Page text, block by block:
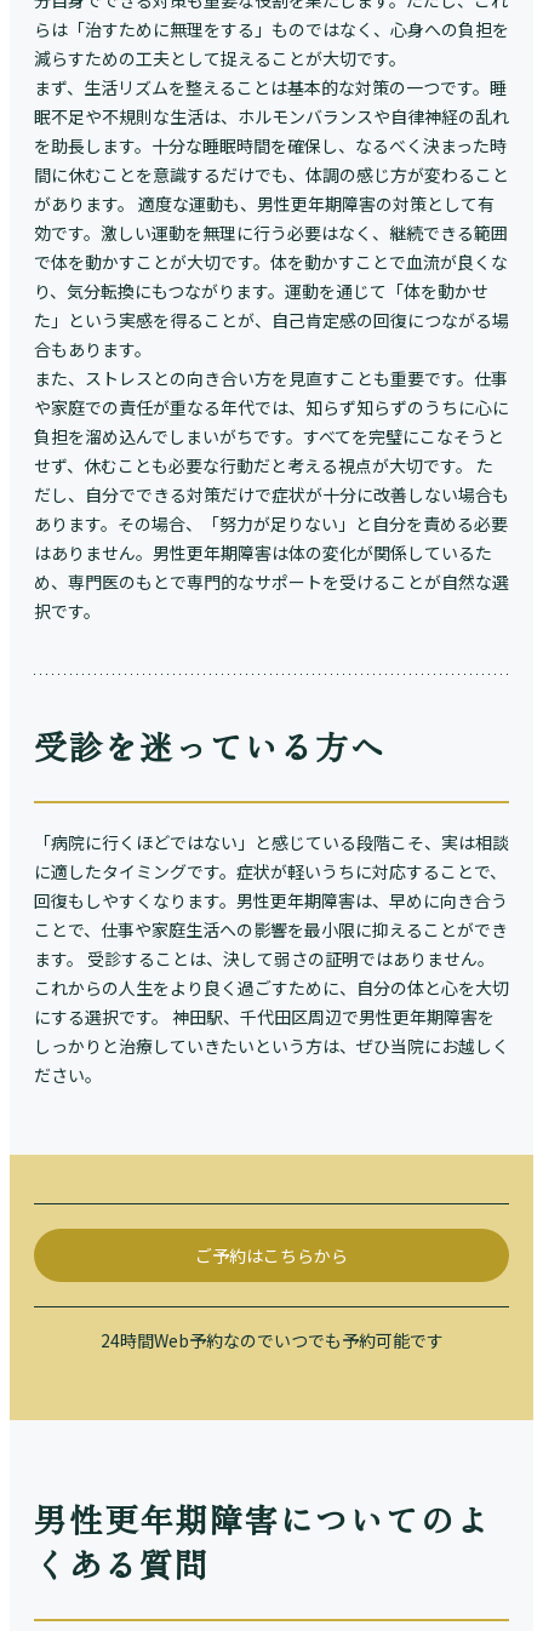
らは「治すために無理をする」ものではなく、心身への負担を
減らすための工夫として捉えることが大切です。
まず、生活リズムを整えることは基本的な対策の一つです。睡
眠不足や不規則な生活は、ホルモンバランスや自律神経の乱れ
を助長します。十分な睡眠時間を確保し、なるべく決まった時
間に休むことを意識するだけでも、体調の感じ方が変わること
があります。 適度な運動も、男性更年期障害の対策として有
効です。激しい運動を無理に行う必要はなく、継続できる範囲
で体を動かすことが大切です。体を動かすことで血流が良くな
り、気分転換にもつながります。運動を通じて「体を動かせ
た」という実感を得ることが、自己肯定感の回復につながる場
合もあります。
また、ストレスとの向き合い方を見直すことも重要です。仕事
や家庭での責任が重なる年代では、知らず知らずのうちに心に
負担を溜め込んでしまいがちです。すべてを完璧にこなそうと
せず、休むことも必要な行動だと考える視点が大切です。 た
だし、自分でできる対策だけで症状が十分に改善しない場合も
あります。その場合、「努力が足りない」と自分を責める必要
はありません。男性更年期障害は体の変化が関係しているた
め、専門医のもとで専門的なサポートを受けることが自然な選
択です。
受診を迷っている方へ
「病院に行くほどではない」と感じている段階こそ、実は相談
に適したタイミングです。症状が軽いうちに対応することで、
回復もしやすくなります。男性更年期障害は、早めに向き合う
ことで、仕事や家庭生活への影響を最小限に抑えることができ
ます。 受診することは、決して弱さの証明ではありません。
これからの人生をより良く過ごすために、自分の体と心を大切
にする選択です。 神田駅、千代田区周辺で男性更年期障害を
しっかりと治療していきたいという方は、ぜひ当院にお越しく
ださい。
ご予約はこちらから
24時間Web予約なのでいつでも予約可能です
男性更年期障害についてのよ
くある質問